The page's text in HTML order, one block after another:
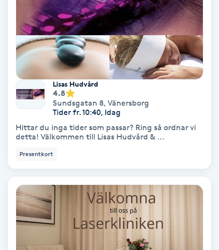
Vinyasa Yoga
Volymfransar
Vårtor
Yin Yoga
Yoga
Yogamassage
Lisas Hudvård
4.8
Sundsgatan 8, Vänersborg
Tider fr. 10:40, Idag
Hittar du inga tider som passar? Ring så ordnar vi
detta! Välkommen till Lisas Hudvård & ...
Presentkort